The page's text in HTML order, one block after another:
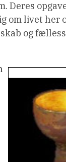
Deres
om livet her
og